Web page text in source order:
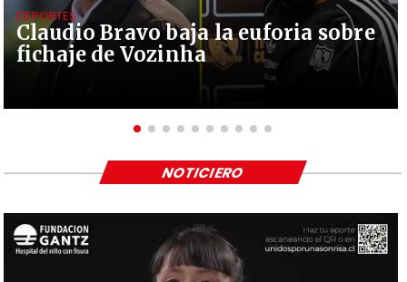
Claudio Bravo baja la euforia sobre
fichaje de Vozinha
DEPORTES
NOTICIERO